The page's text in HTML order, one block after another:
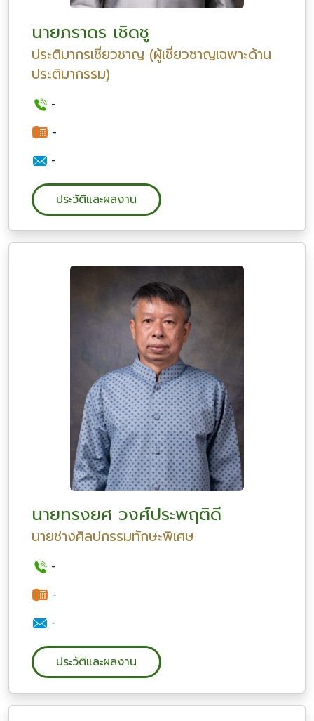
นายภราดร เชิดชู
ประติมากรเชี่ยวชาญ (ผู้เชี่ยวชาญเฉพาะด้าน
ประติมากรรม)
-
-
-
ประวัติและผลงาน
นายทรงยศ วงศ์ประพฤติดี
นายช่างศิลปกรรมทักษะพิเศษ
-
-
-
ประวัติและผลงาน